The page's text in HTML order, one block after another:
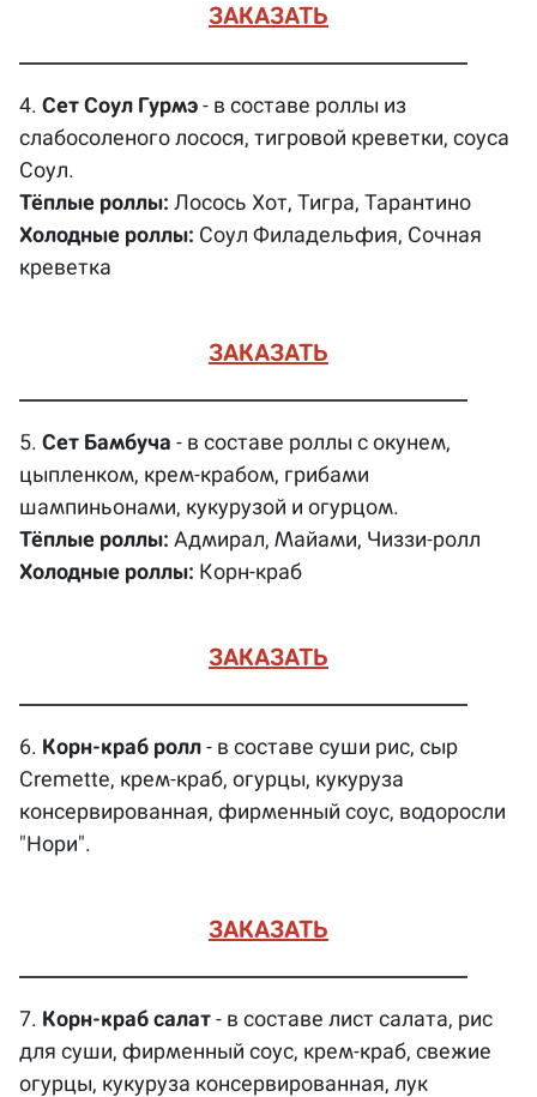
ЗАКАЗАТЬ
4. Сет Соул Гурмэ- в составе роллы из
слабосоленого лосося, тигровой креветки, соуса
Соул.
Тёплые роллы: Лосось Хот, Тигра, Тарантино
Холодные роллы: Соул Филадельфия, Сочная
креветка
ЗАКАЗАТЬ
5. Сет Бамбуча - в составе роллы с окунем,
цыпленком, крем-крабом, грибами
шампиньонами, кукурузой и огурцом.
Тёплые роллы: Адмирал, Майами, Чиззи-ролл
Холодные роллы: Корн-краб
ЗАКАЗАТЬ
6. Корн-краб ролл- в составе суши рис, сыр
Cremette, крем-краб, огурцы, кукуруза
консервированная, фирменный соус, водоросли
"Нори".
ЗАКАЗАТЬ
7. Корн-краб салат- в составе лист салата, рис
для суши, фирменный соус, крем-краб, свежие
огурцы, кукуруза консервированная, лук